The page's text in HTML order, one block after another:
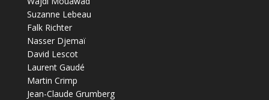
Suzanne Lebeau
Falk Richter
Nasser Djemaï
David Lescot
Laurent Gaudé
Martin Crimp
Jean-Claude Grumberg